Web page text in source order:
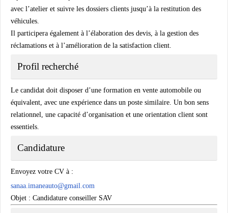
avec l’atelier et suivre les dossiers clients jusqu’à la restitution des
véhicules.
Il participera également à l’élaboration des devis, à la gestion des
réclamations et à l’amélioration de la satisfaction client.
Profil recherché
Le candidat doit disposer d’une formation en vente automobile ou
équivalent, avec une expérience dans un poste similaire. Un bon sens
relationnel, une capacité d’organisation et une orientation client sont
essentiels.
Candidature
Envoyez votre CV à :
sanaa.imaneauto@gmail.com
Objet : Candidature conseiller SAV